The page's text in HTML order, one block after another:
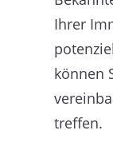
Ihrer
können
treffen.